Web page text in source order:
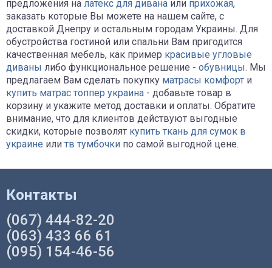
предложения на латекс для дивана или прихожая,
заказать которые Вы можете на нашем сайте, с
доставкой Днепру и остальным городам Украины. Для
обустройства гостиной или спальни Вам пригодится
качественная мебель, как пример красивые угловые
диваны либо функциональное решение - обувницы. Мы
предлагаем Вам сделать покупку матрасы комфорт и
купить матрас топпер украина - добавьте товар в
корзину и укажите метод доставки и оплаты. Обратите
внимание, что для клиентов действуют выгодные
скидки, которые позволят купить ткань для сумок в
украине или тв тумбочки по самой выгодной цене.
Контакты
(067) 444-82-20
(063) 433 66 61
(095) 154-46-56